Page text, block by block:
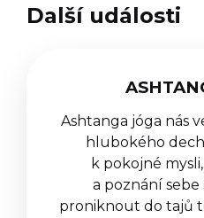
Další události
Ashtanga jóga nás
hlubokého
k pokojné
a poznání sebe
proniknout do tajů